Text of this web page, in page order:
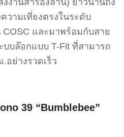
งานสำรองลาน) ยาวนานถึง
วามเที่ยงตรงในระดับ
COSC และมาพร้อมกับสาย
บบล๊อกแบบ T-Fit ที่สามารถ
อย่างรวดเร็ว
39 “Bumblebee”